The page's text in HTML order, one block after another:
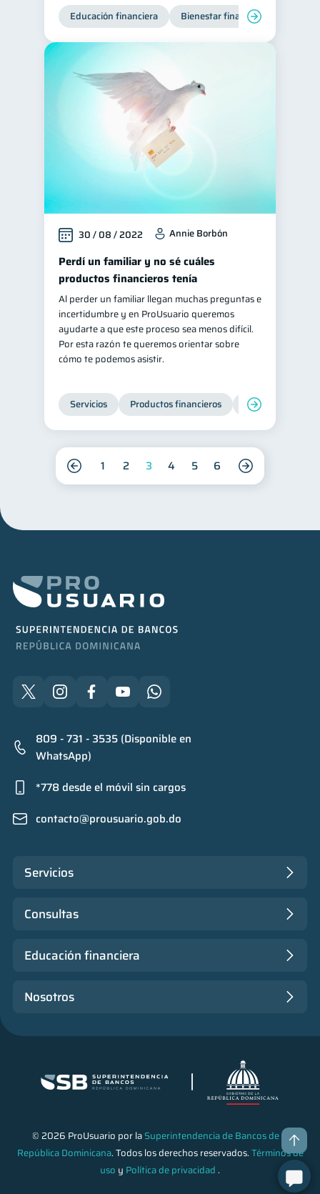
Educación financiera Bienestar financiero
30 / 08 / 2022 Annie Borbón
Perdí un familiar y no sé cuáles
productos financieros tenía
Al perder un familiar llegan muchas preguntas e
incertidumbre y en ProUsuario queremos
ayudarte a que este proceso sea menos difícil.
Por esta razón te queremos orientar sobre
cómo te podemos asistir.
Servicios Productos financieros Inclusión
1 2 3 4 5 6
© 2026 ProUsuario por laSuperintendencia de Bancos de la
República Dominicana. Todos los derechos reservados.Términos de
uso y Política de privacidad.
809 - 731 - 3535 (Disponible en
WhatsApp)
*778 desde el móvil sin cargos
contacto@prousuario.gob.do
Servicios
Consultas
Educación financiera
Nosotros